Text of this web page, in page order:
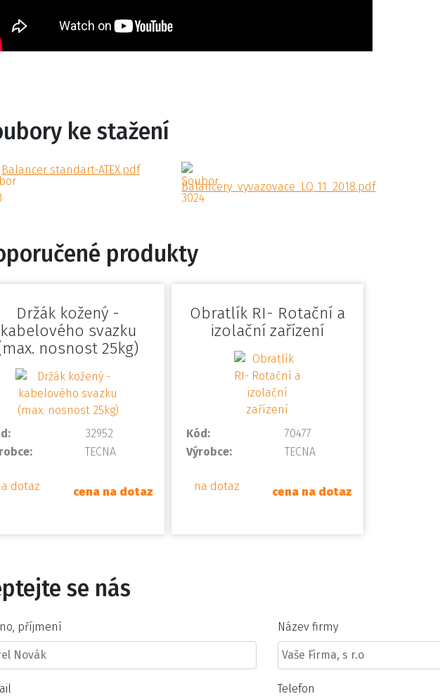
ke stažení
Balancer standart-ATEX.pdf
Balancery_vyvazovace_LQ_11_2018.pdf
produkty
Držák kožený -
kabelového svazku
nosnost 25kg)
32952
TECNA
dotaz cena na dotaz
Obratlík RI- Rotační a
izolační zařízení
Kód:
70477
Výrobce:
TECNA
na dotaz cena na dotaz
se nás
příjmení Název firmy
Telefon